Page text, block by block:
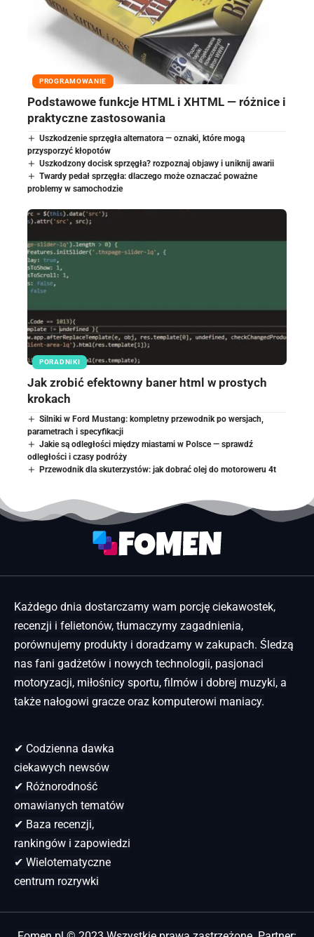
PROGRAMOWANIE
Podstawowe funkcje HTML i XHTML — różnice i
praktyczne zastosowania
Uszkodzenie sprzęgła alternatora — oznaki, które mogą
przysporzyć kłopotów
Uszkodzony docisk sprzęgła? rozpoznaj objawy i uniknij awarii
Twardy pedał sprzęgła: dlaczego może oznaczać poważne
problemy w samochodzie
PORADNIKI
Jak zrobić efektowny baner html w prostych
krokach
Silniki w Ford Mustang: kompletny przewodnik po wersjach,
parametrach i specyfikacji
Jakie są odległości między miastami w Polsce — sprawdź
odległości i czasy podróży
Przewodnik dla skuterzystów: jak dobrać olej do motoroweru 4t
Każdego dnia dostarczamy wam porcję ciekawostek,
recenzji i felietonów, tłumaczymy zagadnienia,
porównujemy produkty i doradzamy w zakupach. Śledzą
nas fani gadżetów i nowych technologii, pasjonaci
motoryzacji, miłośnicy sportu, filmów i dobrej muzyki, a
także nałogowi gracze oraz komputerowi maniacy.
✔ Codzienna dawka
ciekawych newsów
✔ Różnorodność
omawianych tematów
✔ Baza recenzji,
rankingów i zapowiedzi
✔ Wielotematyczne
centrum rozrywki